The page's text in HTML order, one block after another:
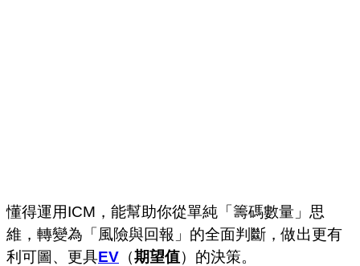
懂得運用ICM，能幫助你從單純「籌碼數量」思
維，轉變為「風險與回報」的全面判斷，做出更有
利可圖、更具EV （期望值）的決策。